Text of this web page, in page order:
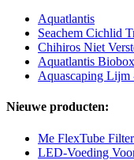
Aquatlantis
Seachem Cichlid
Chihiros Niet
Aquatlantis
Aquascaping Lijm
Nieuwe producten:
Me FlexTube
LED-Voeding